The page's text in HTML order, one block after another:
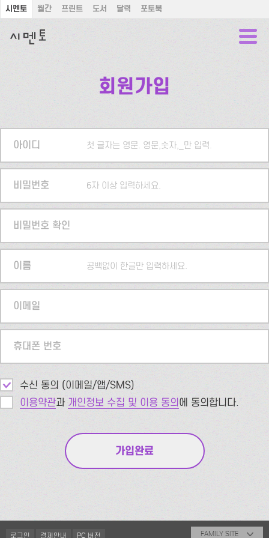
시멘토 월간 프린트 도서 달력 포토북
회원가입
아이디 첫 글자는 영문. 영문,숫자,_만 입력.
비밀번호 6자 이상 입력하세요.
비밀번호 확인
이름 공백없이 한글만 입력하세요.
이메일
휴대폰 번호
수신 동의 (이메일/앱/SMS)
이용약관과 개인정보 수집 및 이용 동의에 동의합니다.
로그인 결제안내 PC 버전 FAMILY SITE